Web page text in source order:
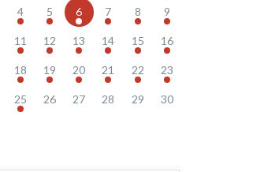
4 5 6 7 8 9
11 12 13 14 15 16
18 19 20 21 22 23
25 26 27 28 29 30